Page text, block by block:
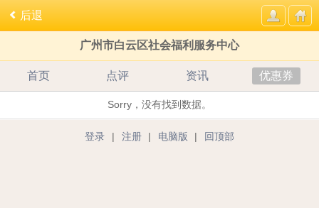
后退
广州市白云区社会福利服务中心
首页 点评 资讯 优惠券
Sorry，没有找到数据。
登录 | 注册 | 电脑版 | 回顶部